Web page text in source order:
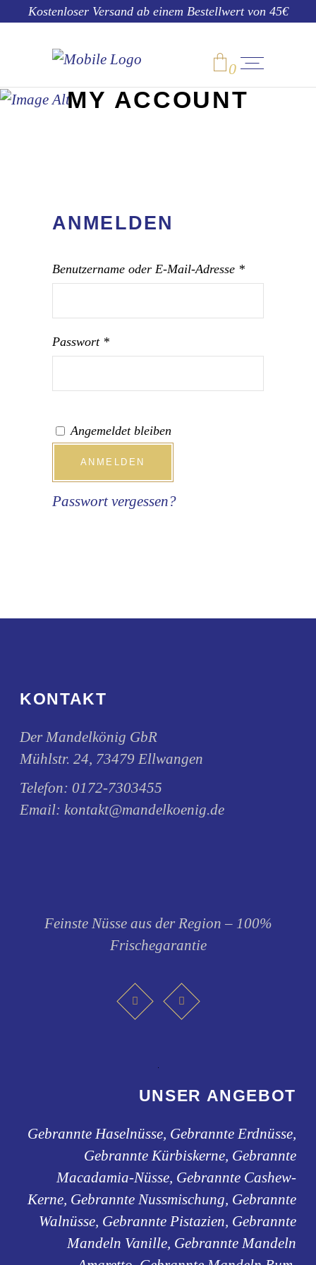
Kostenloser Versand ab einem Bestellwert von 45€
0
No products in the cart.
MY ACCOUNT
ANMELDEN
Benutzername oder E-Mail-Adresse *Erforderlich
Passwort *Erforderlich
Angemeldet bleiben
ANMELDEN
Passwort vergessen?
KONTAKT
Der Mandelkönig GbR
Mühlstr. 24, 73479 Ellwangen
Telefon:0172-7303455
Email: kontakt@mandelkoenig.de
Feinste Nüsse aus der Region – 100%
Frischegarantie
UNSER ANGEBOT
Gebrannte Haselnüsse, Gebrannte Erdnüsse,
Gebrannte Kürbiskerne, Gebrannte
Macadamia-Nüsse, Gebrannte Cashew-
Kerne, Gebrannte Nussmischung, Gebrannte
Walnüsse, Gebrannte Pistazien, Gebrannte
Mandeln Vanille, Gebrannte Mandeln